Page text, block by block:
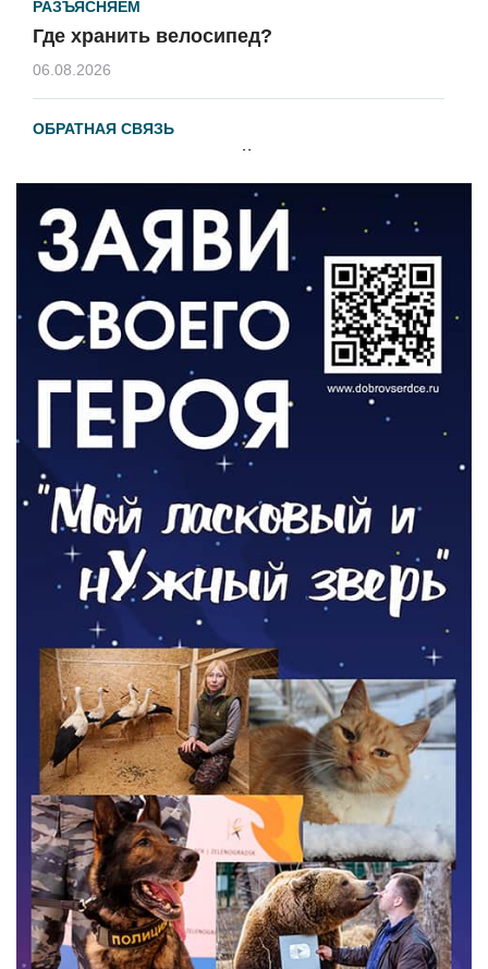
РАЗЪЯСНЯЕМ
Где хранить велосипед?
06.08.2026
ОБРАТНАЯ СВЯЗЬ
Администрация онлайн
ВЛАСТЬ
День памяти и «Симфония народов»
06.08.2026
Новый настил на экотропе
05.08.2026